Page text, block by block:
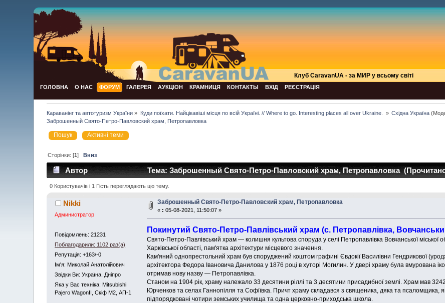
Клуб СaravanUA - за МИР у всьому світі
ГОЛОВНА О НАС ФОРУМ ГАЛЕРЕЯ АУКЦІОН КРАМНИЦЯ КОНТАКТЫ ВХІД РЕЄСТРАЦІЯ
Караванінг та автотуризм України » Куди поїхати. Найцікавіші місця по всій Україні. // Where to go. Interesting places all over Ukraine. » Східна Україна
Заброшенный Свято-Петро-Павловский храм, Петропавловка
Пошук Активні теми
Сторінки: [1]Вниз
Автор Тема: Заброшенный Свято-Петро-Павловский храм, Петропавловка (Прочитано
0 Користувачів і 1 Гість переглядають цю тему.
Nikki
Администратор
Повідомлень: 21231
Поблагодарили: 1102 раз(а)
Репутація: +163/-0
Iм'я: Миколай Анатолійович
Звідки Ви: Україна, Дніпро
Яка у Вас техніка: Mitsubishi
Pajero WagonII, Скіф М2, АП-1
Заброшенный Свято-Петро-Павловский храм, Петропавловка
« : 05-08-2021, 11:50:07 »
Покинутий Свято-Петро-Павлівський храм (с. Петропавлівка,
Свято-Петро-Павлівський храм — колишня культова споруда у селі Петропавлівка Вовчанської міської
Харківської області, пам'ятка архітектури місцевого значення.
Кам'яний однопрестольний храм був споруджений коштом графині Євдокії Василівни Гендрикової
архітектора Федора Івановича Данилова у 1876 році в хуторі Могилин. У двері храму була вмурована
отримав нову назву — Петропавлівка.
Станом на 1904 рік, храму належало 33 десятини ріллі та 3 десятини присадибної землі. Храм мав
Юрченков та селах Ганнопілля та Софіївка. Причт храму складався з священика, дяка та псаломщика,
підпорядковані чотири земських училища та одна церковно-приходська школа.